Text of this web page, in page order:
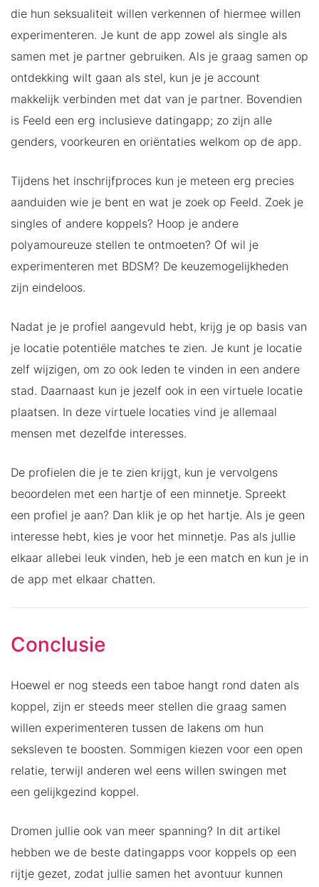
die hun seksualiteit willen verkennen of hiermee willen
experimenteren. Je kunt de app zowel als single als
samen met je partner gebruiken. Als je graag samen op
ontdekking wilt gaan als stel, kun je je account
makkelijk verbinden met dat van je partner. Bovendien
is Feeld een erg inclusieve datingapp; zo zijn alle
genders, voorkeuren en oriëntaties welkom op de app.
Tijdens het inschrijfproces kun je meteen erg precies
aanduiden wie je bent en wat je zoek op Feeld. Zoek je
singles of andere koppels? Hoop je andere
polyamoureuze stellen te ontmoeten? Of wil je
experimenteren met BDSM? De keuzemogelijkheden
zijn eindeloos.
Nadat je je profiel aangevuld hebt, krijg je op basis van
je locatie potentiële matches te zien. Je kunt je locatie
zelf wijzigen, om zo ook leden te vinden in een andere
stad. Daarnaast kun je jezelf ook in een virtuele locatie
plaatsen. In deze virtuele locaties vind je allemaal
mensen met dezelfde interesses.
De profielen die je te zien krijgt, kun je vervolgens
beoordelen met een hartje of een minnetje. Spreekt
een profiel je aan? Dan klik je op het hartje. Als je geen
interesse hebt, kies je voor het minnetje. Pas als jullie
elkaar allebei leuk vinden, heb je een match en kun je in
de app met elkaar chatten.
Conclusie
Hoewel er nog steeds een taboe hangt rond daten als
koppel, zijn er steeds meer stellen die graag samen
willen experimenteren tussen de lakens om hun
seksleven te boosten. Sommigen kiezen voor een open
relatie, terwijl anderen wel eens willen swingen met
een gelijkgezind koppel.
Dromen jullie ook van meer spanning? In dit artikel
hebben we de beste datingapps voor koppels op een
rijtje gezet, zodat jullie samen het avontuur kunnen